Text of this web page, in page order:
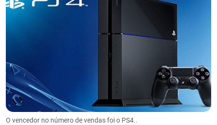
O vencedor no número de vendas foi o PS4..